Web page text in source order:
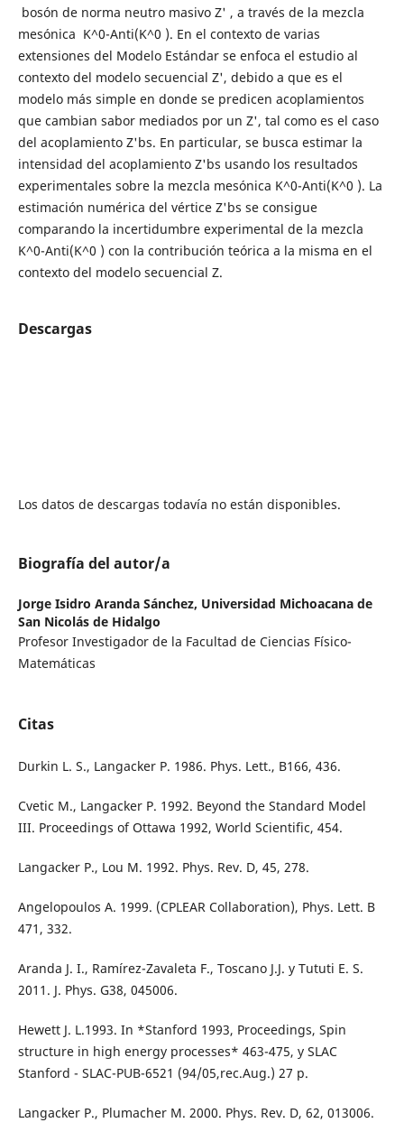
bosón de norma neutro masivo Z' , a través de la mezcla
mesónica K^0-Anti(K^0 ). En el contexto de varias
extensiones del Modelo Estándar se enfoca el estudio al
contexto del modelo secuencial Z', debido a que es el
modelo más simple en donde se predicen acoplamientos
que cambian sabor mediados por un Z', tal como es el caso
del acoplamiento Z'bs. En particular, se busca estimar la
intensidad del acoplamiento Z'bs usando los resultados
experimentales sobre la mezcla mesónica K^0-Anti(K^0 ). La
estimación numérica del vértice Z'bs se consigue
comparando la incertidumbre experimental de la mezcla
K^0-Anti(K^0 ) con la contribución teórica a la misma en el
contexto del modelo secuencial Z.
Descargas
Los datos de descargas todavía no están disponibles.
Biografía del autor/a
Jorge Isidro Aranda Sánchez, Universidad Michoacana de
San Nicolás de Hidalgo
Profesor Investigador de la Facultad de Ciencias Físico-
Matemáticas
Citas
Durkin L. S., Langacker P. 1986. Phys. Lett., B166, 436.
Cvetic M., Langacker P. 1992. Beyond the Standard Model
III. Proceedings of Ottawa 1992, World Scientific, 454.
Langacker P., Lou M. 1992. Phys. Rev. D, 45, 278.
Angelopoulos A. 1999. (CPLEAR Collaboration), Phys. Lett. B
471, 332.
Aranda J. I., Ramírez-Zavaleta F., Toscano J.J. y Tututi E. S.
2011. J. Phys. G38, 045006.
Hewett J. L.1993. In *Stanford 1993, Proceedings, Spin
structure in high energy processes* 463-475, y SLAC
Stanford - SLAC-PUB-6521 (94/05,rec.Aug.) 27 p.
Langacker P., Plumacher M. 2000. Phys. Rev. D, 62, 013006.